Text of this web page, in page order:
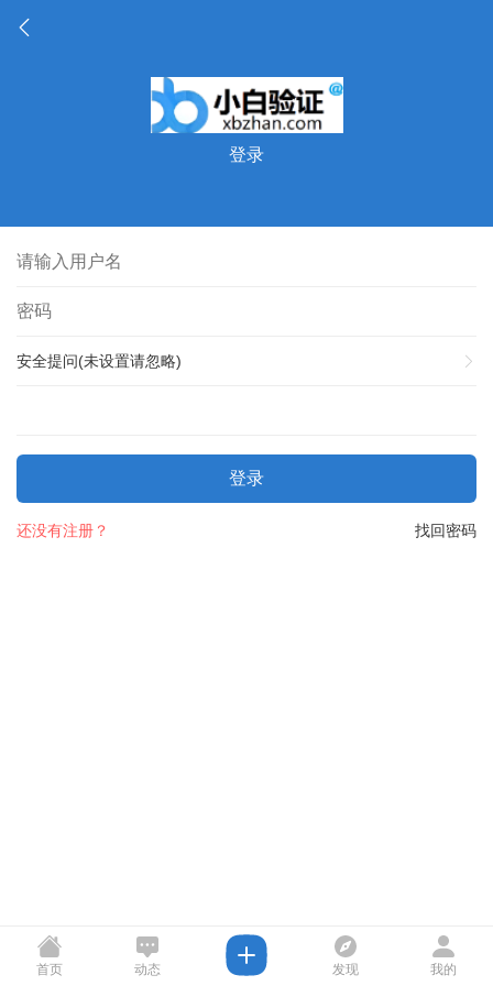
登录
安全提问(未设置请忽略)
登录
找回密码
还没有注册？
首页 动态 发现 我的